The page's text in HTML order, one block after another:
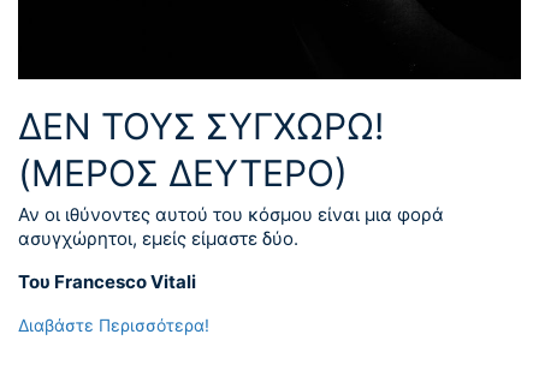
ΔΕΝ ΤΟΥΣ ΣΥΓΧΩΡΏ!
(ΜΕΡΟΣ ΔΕΎΤΕΡΟ)
Αν οι ιθύνοντες αυτού του κόσμου είναι μια φορά
ασυγχώρητοι, εμείς είμαστε δύο.
Του Francesco Vitali
Διαβάστε Περισσότερα!